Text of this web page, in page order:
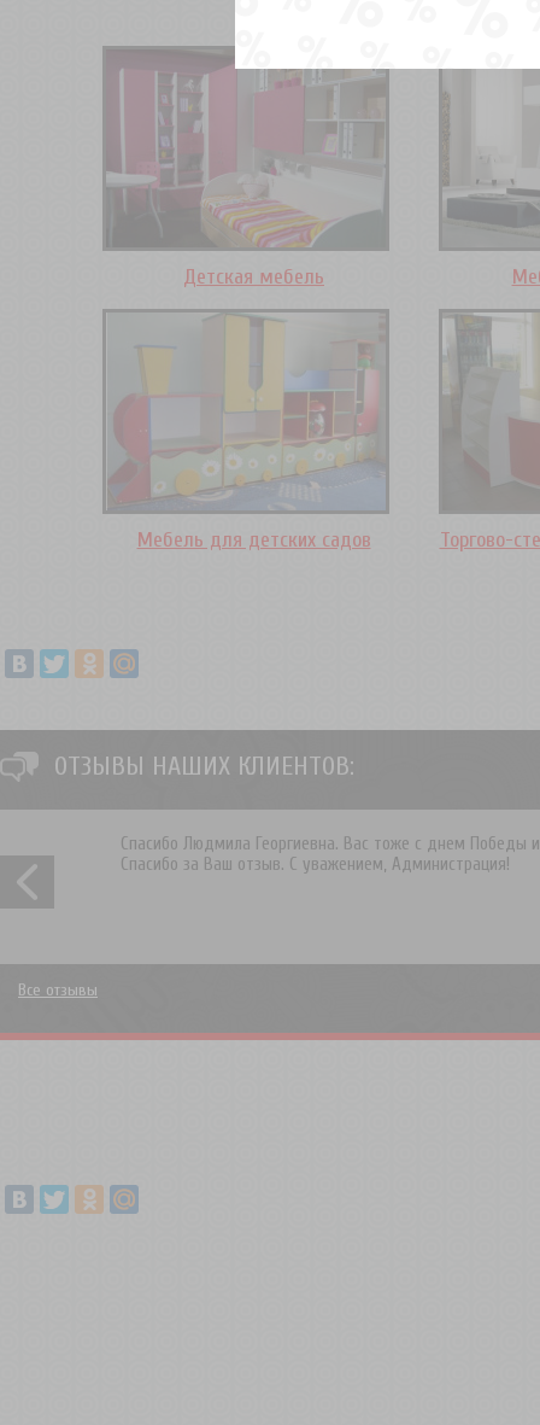
Детская мебель
Мебель для детских садов Торгово-
ОТЗЫВЫ НАШИХ КЛИЕНТОВ:
Спасибо Людмила Георгиевна. Вас тоже с днем Победы
Спасибо за Ваш отзыв. С уважением, Администрация!
Все отзывы